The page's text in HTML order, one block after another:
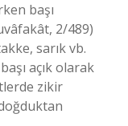
başı
2/489)
sarık vb.
açık olarak
zikir